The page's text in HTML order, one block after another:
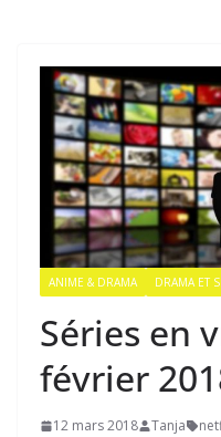
ANIME & DRAMA DRAMA ET
Séries en
février
12 mars 2018 Tanja